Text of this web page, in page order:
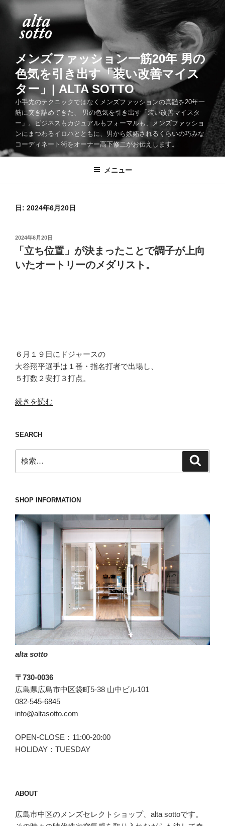
メンズファッション一筋20年 男の
色気を引き出す「装い改善マイス
ター」| ALTA SOTTO
小手先のテクニックではなくメンズファッションの真髄を20年一
筋に突き詰めてきた、 男の色気を引き出す「装い改善マイスタ
ー」。ビジネスもカジュアルもフォーマルも、メンズファッショ
ンにまつわるイロハとともに、男から嫉妬されるくらいの巧みな
コーディネート術をオーナー高下修二がお伝えします。
メニュー
日: 2024年6月20日
投
2024年6月20日
「立ち位置」が決まったことで調子が上向
いたオートリーのメダリスト。
６月１９日にドジャースの
大谷翔平選手は１番・指名打者で出場し、
５打数２安打３打点。
“「立
置」
が
決
ま
た
と
調
子
向
オ
ー
ト
ー
の
メ
ダ
ス
ト。”
続きを読む
SEARCH
索:
SHOP INFORMATION
alta sotto
〒730-0036
広島県広島市中区袋町5-38 山中ビル101
082-545-6845
info@altasotto.com
OPEN-CLOSE：11:00-20:00
HOLIDAY：TUESDAY
ABOUT
広島市中区のメンズセレクトショップ、alta sottoです。